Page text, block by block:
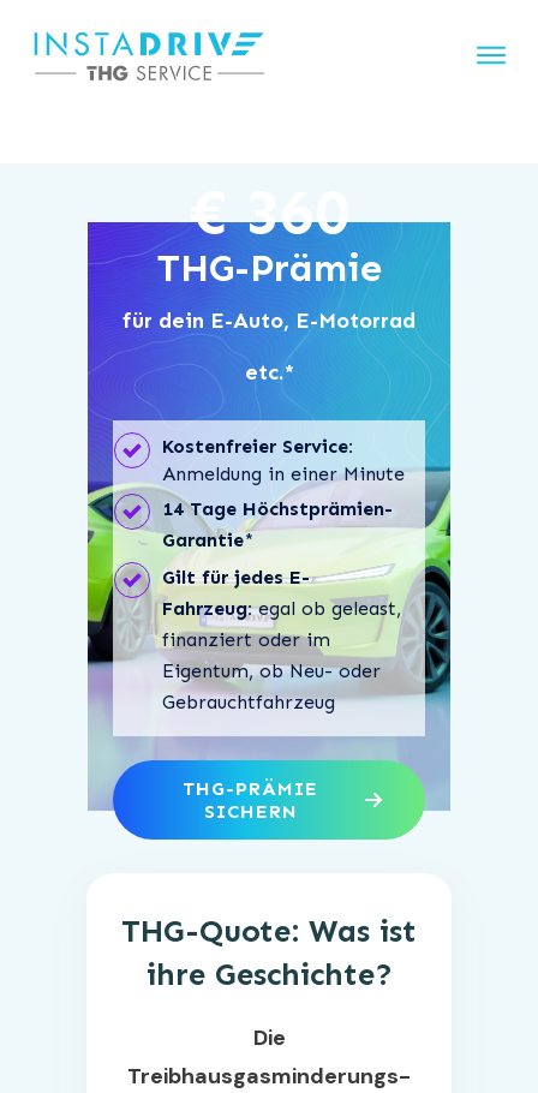
€ 360
THG-Prämie
für dein E-Auto, E-Motorrad
etc.*
Kostenfreier Service:
Anmeldung in einer Minute
14 Tage Höchstprämien-
Garantie*
Gilt für jedes E-
Fahrzeug:egal ob geleast,
finanziert oder im
Eigentum, ob Neu- oder
Gebrauchtfahrzeug
THG-PRÄMIE
SICHERN
THG-Quote: Was ist
ihre Geschichte?
Die
Treibhausgasminderungs-